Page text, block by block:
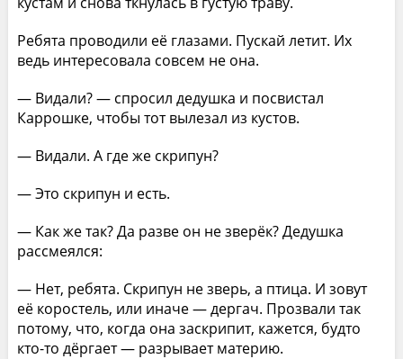
Ребята проводили её глазами. Пускай летит. Их
ведь интересовала совсем не она.
— Видали? — спросил дедушка и посвистал
Каррошке, чтобы тот вылезал из кустов.
— Видали. А где же скрипун?
— Это скрипун и есть.
— Как же так? Да разве он не зверёк? Дедушка
рассмеялся:
— Нет, ребята. Скрипун не зверь, а птица. И зовут
её коростель, или иначе — дергач. Прозвали так
потому, что, когда она заскрипит, кажется, будто
кто-то дёргает — разрывает материю.